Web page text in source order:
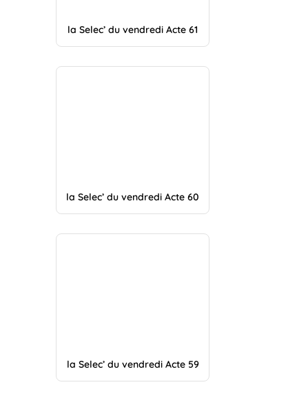
la Selec’ du vendredi Acte 61
la Selec’ du vendredi Acte 60
la Selec’ du vendredi Acte 59